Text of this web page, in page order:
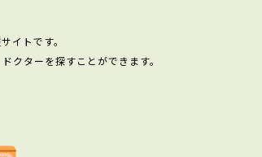
イトです。
クターを探すことができます。